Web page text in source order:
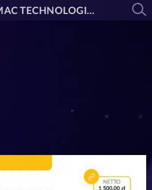
KATALOG MAC TECHNOLOGIE 2025/2026